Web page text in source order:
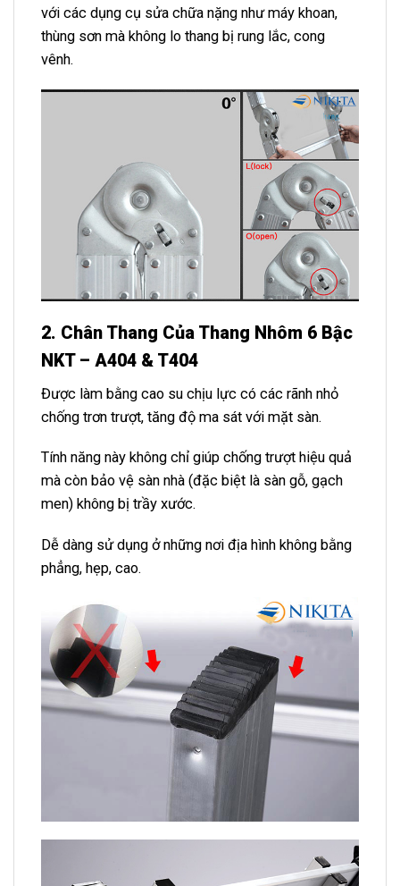
với các dụng cụ sửa chữa nặng như máy khoan,
thùng sơn mà không lo thang bị rung lắc, cong
vênh.
2. Chân Thang Của Thang Nhôm 6 Bậc
NKT – A404 & T404
Được làm bằng cao su chịu lực có các rãnh nhỏ
chống trơn trượt, tăng độ ma sát với mặt sàn.
Tính năng này không chỉ giúp chống trượt hiệu quả
mà còn bảo vệ sàn nhà (đặc biệt là sàn gỗ, gạch
men) không bị trầy xước.
Dễ dàng sử dụng ở những nơi địa hình không bằng
phẳng, hẹp, cao.